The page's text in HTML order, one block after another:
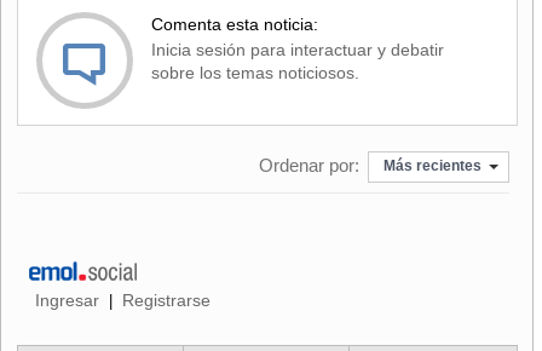
Comenta esta noticia:
Inicia sesión para interactuar y debatir
sobre los temas noticiosos.
Ordenar por: Más recientes
Ingresar | Registrarse